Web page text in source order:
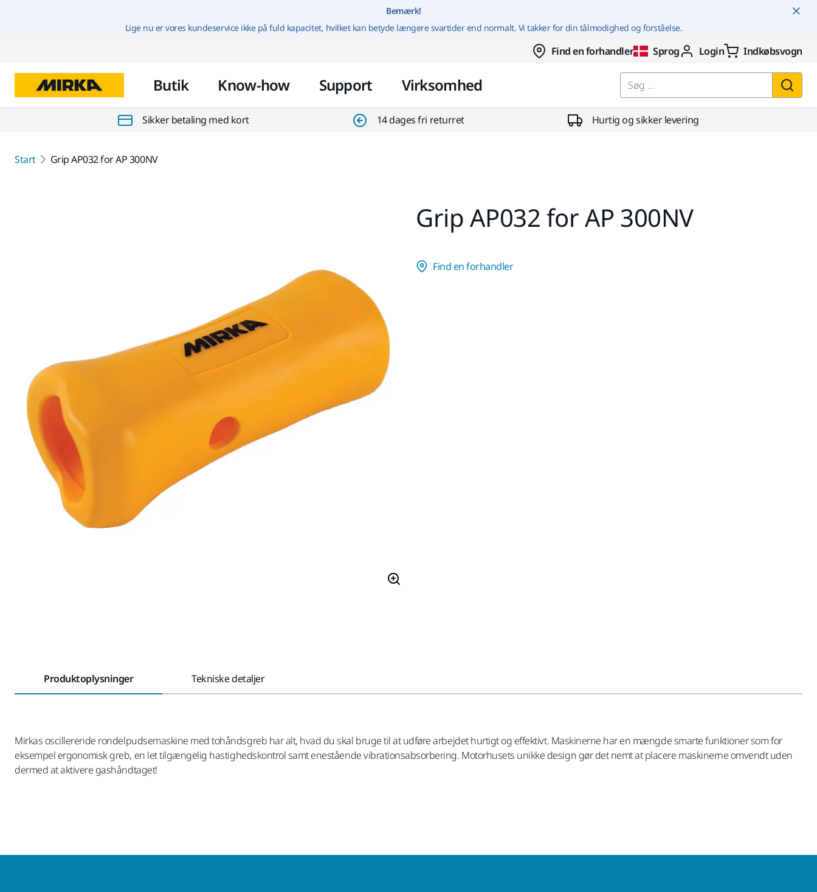
Gå til indhold
Bemærk!
Lige nu er vores kundeservice ikke på fuld kapacitet, hvilket kan betyde længere svartider end normalt. Vi takker for din tålmodighed og forståelse.
Find en forhandler Sprog Login Indkøbsvogn
Butik Know-how Support Virksomhed Søg ...
Sikker betaling med kort 14 dages fri returret Hurtig og sikker levering
Start Grip AP032 for AP 300NV
Grip AP032 for AP 300NV
Find en forhandler
Produktoplysninger Tekniske detaljer
Mirkas oscillerende rondelpudsemaskine med tohåndsgreb har alt, hvad du skal bruge til at udføre arbejdet hurtigt og effektivt. Maskinerne har en mængde smarte funktioner som for
eksempel ergonomisk greb, en let tilgængelig hastighedskontrol samt enestående vibrationsabsorbering. Motorhusets unikke design gør det nemt at placere maskinerne omvendt uden
dermed at aktivere gashåndtaget!